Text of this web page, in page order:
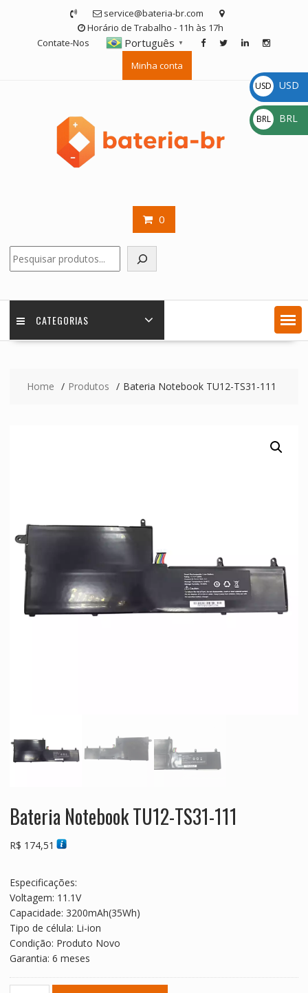
service@bateria-br.com
Horário de Trabalho - 11h às 17h
Contate-Nos
Português ▼
Minha conta
0
CATEGORIAS
Home Produtos Bateria Notebook TU12-TS31-111
Bateria Notebook TU12-TS31-111
R$ 174,51
Especificações:
Voltagem: 11.1V
Capacidade: 3200mAh(35Wh)
Tipo de célula: Li-ion
Condição: Produto Novo
Garantia: 6 meses
USD
$
USD
BRL
R$
BRL